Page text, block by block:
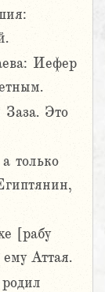
Иефер
Это
только
[рабу
Аттая.